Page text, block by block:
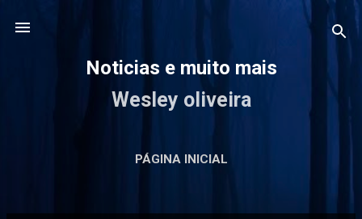
Pular para o conteúdo principal
Noticias e muito mais
Wesley oliveira
PÁGINA INICIAL